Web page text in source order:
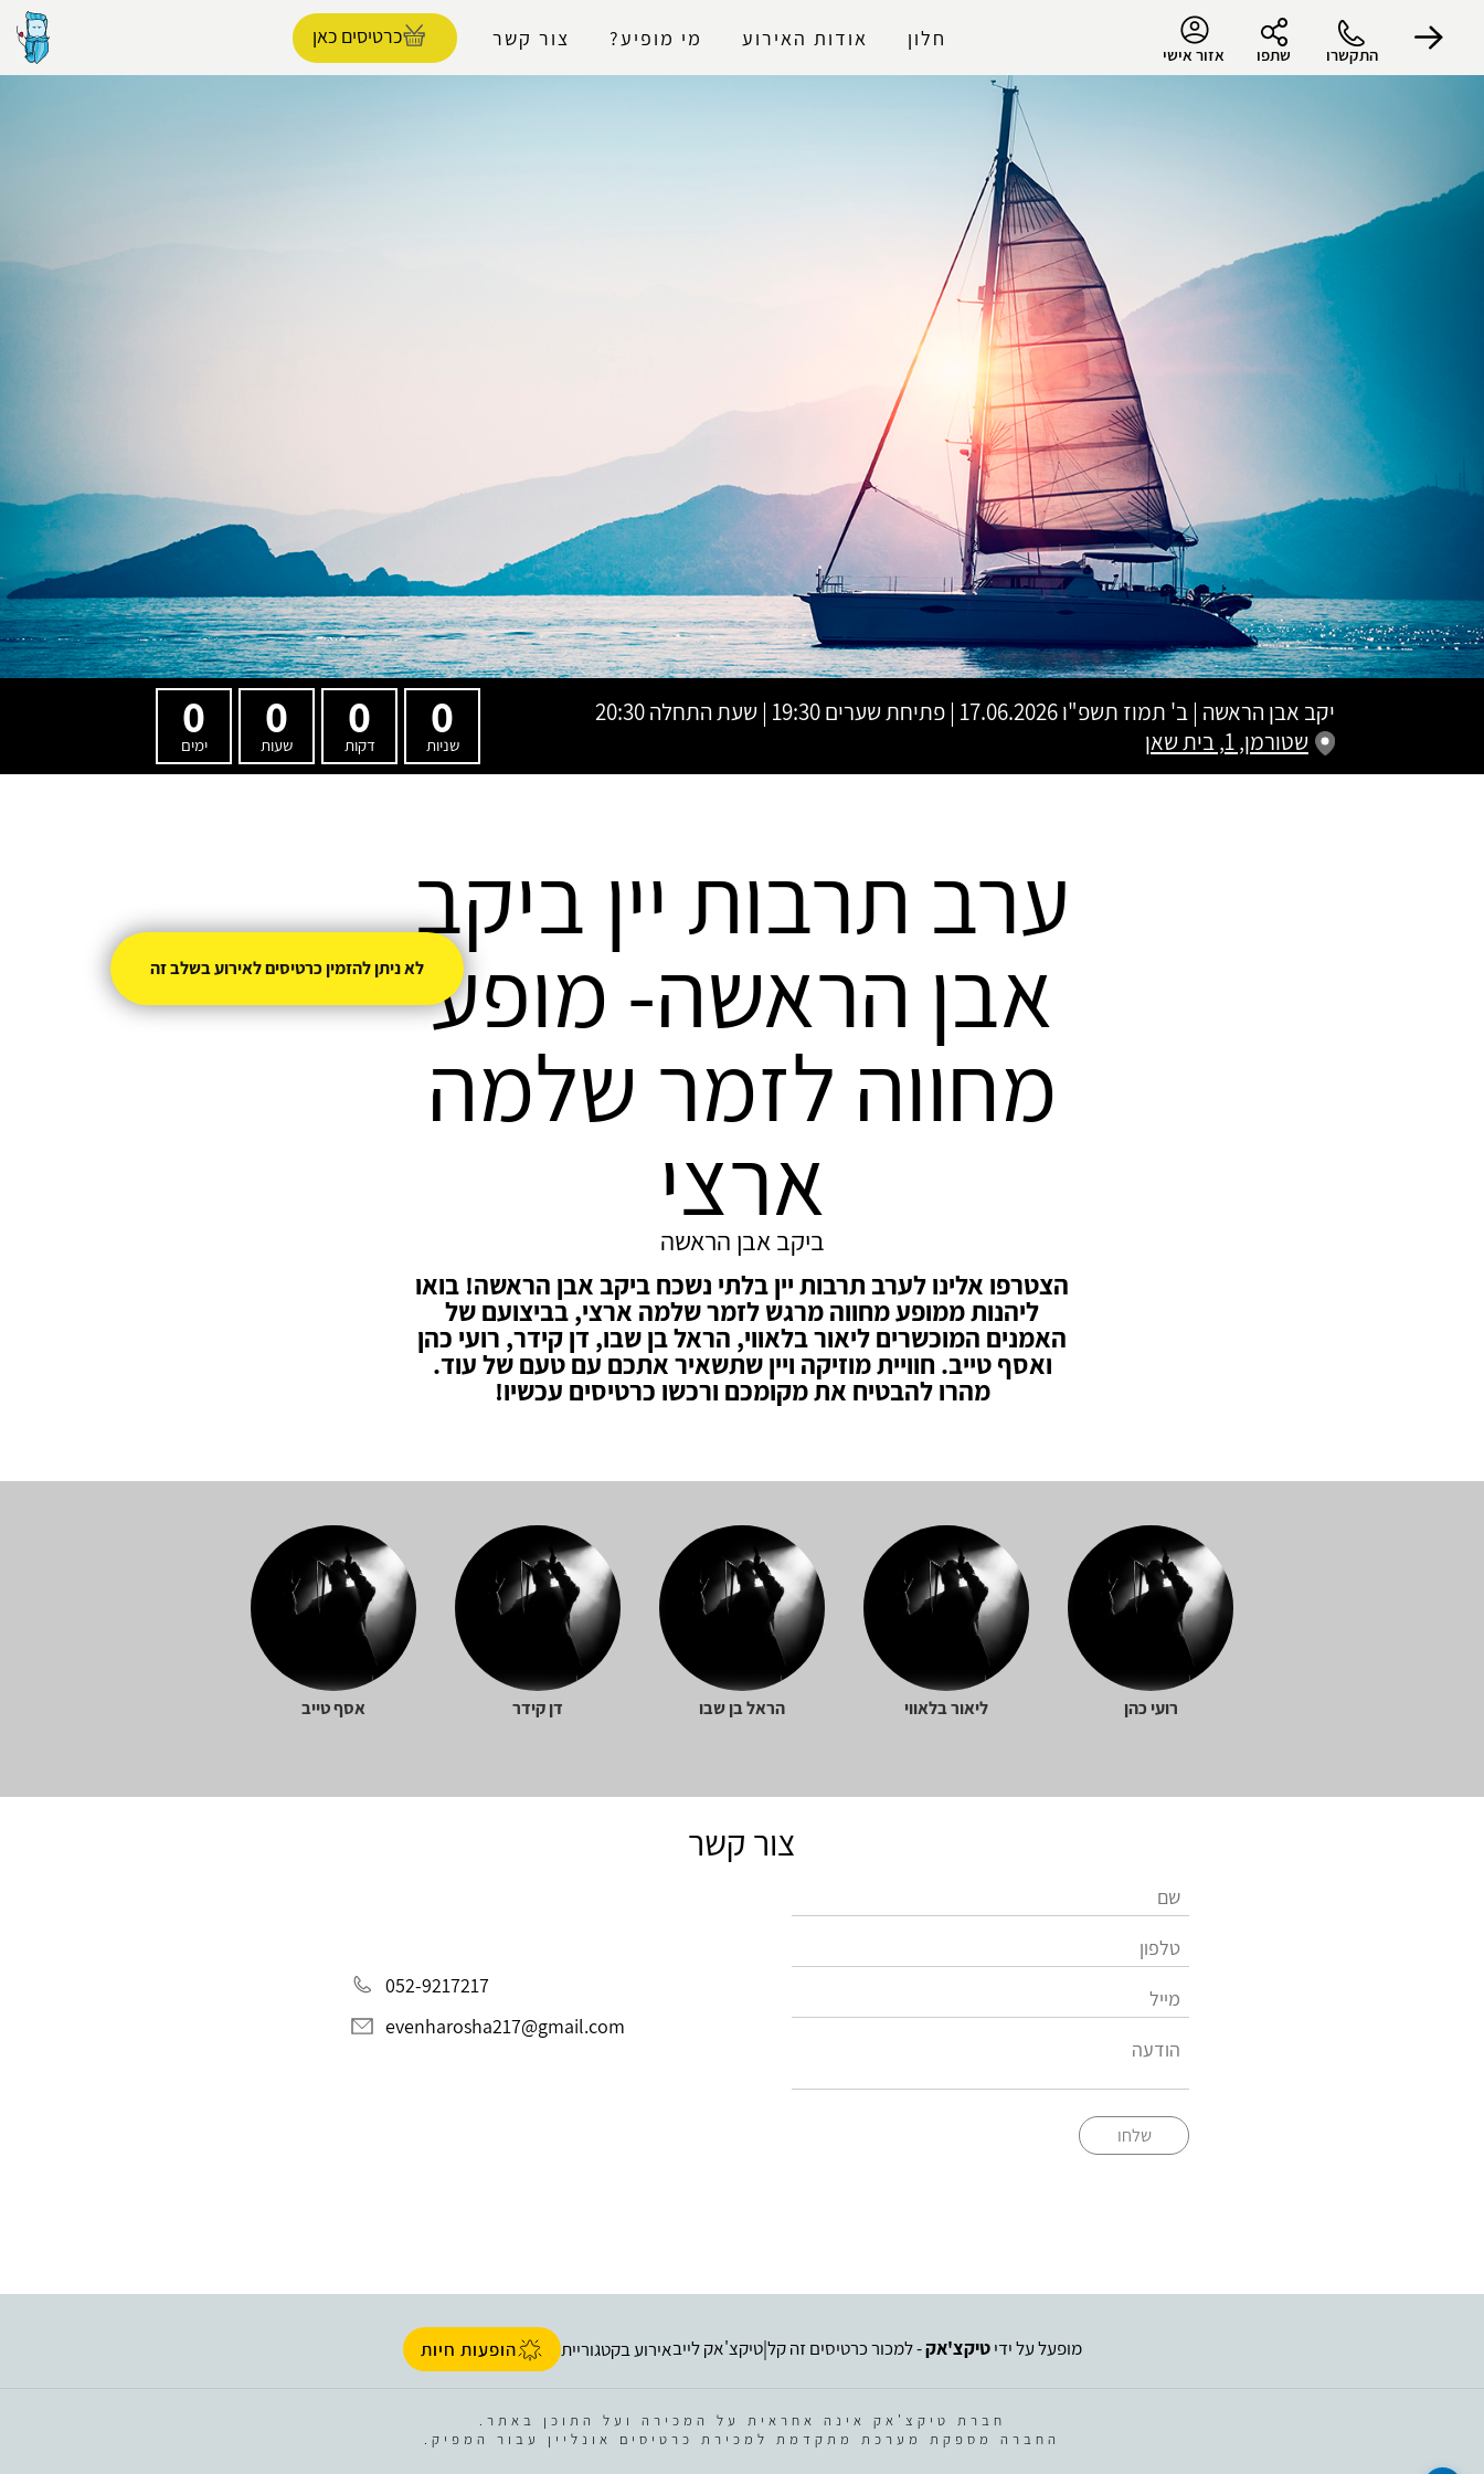
התקשרו שתפו אזור אישי
חלון אודות האירוע מי מופיע? צור קשר כרטיסים כאן
יקב אבן הראשה |ב' תמוז תשפ"ו17.06.2026 | פתיחת שערים 19:30 | שעת התחלה 20:30
שטורמן, 1, בית שאן
0
שניות
0
דקות
0
שעות
0
ימים
ערב תרבות יין ביקב
אבן הראשה- מופע
מחווה לזמר שלמה
ארצי
ביקב אבן הראשה
הצטרפו אלינו לערב תרבות יין בלתי נשכח ביקב אבן הראשה! בואו
ליהנות ממופע מחווה מרגש לזמר שלמה ארצי, בביצועם של
האמנים המוכשרים ליאור בלאווי, הראל בן שבו, דן קידר, רועי כהן
ואסף טייב. חוויית מוזיקה ויין שתשאיר אתכם עם טעם של עוד.
מהרו להבטיח את מקומכם ורכשו כרטיסים עכשיו!
רועי כהן ליאור בלאווי הראל בן שבו דן קידר אסף טייב
צור קשר
שלחו
052-9217217
evenharosha217@gmail.com
מופעל על ידיטיקצ'אק- למכור כרטיסים זה קל|טיקצ'אק לייבאירוע בקטגוריית הופעות חיות
חברת טיקצ'אק אינה אחראית על המכירה ועל התוכן באתר.
החברה מספקת מערכת מתקדמת למכירת כרטיסים אונליין עבור המפיק.
לא ניתן להזמין כרטיסים לאירוע בשלב זה